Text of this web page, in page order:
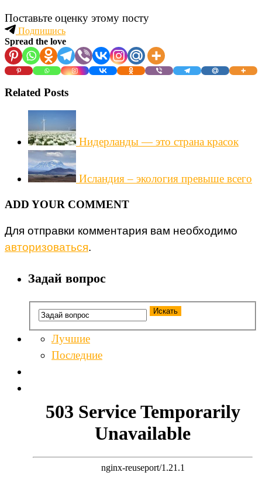
Поставьте оценку этому посту
Подпишись
Spread the love
Related Posts
Нидерланды — это страна красок
Исландия – экология превыше всего
ADD YOUR COMMENT
Для отправки комментария вам необходимо
авторизоваться.
Задай вопрос
Лучшие
Последние